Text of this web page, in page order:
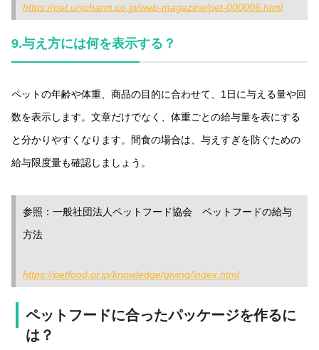
https://pet.unicharm.co.jp/web-magazine/pet-000006.html
9.与え方には何を表示する？
ペットの年齢や体重、商品の目的に合わせて、1日に与える量や回
数を表示します。文章だけでなく、体重ごとの給与量を表にする
と分かりやすくなります。間食の場合は、与えすぎを防ぐための
給与限度量も確認しましょう。
参照：一般社団法人ペットフード協会 ペットフードの給与
方法
https://petfood.or.jp/knowledge/giving/index.html
ペットフードに合ったパッケージを作るに
は？